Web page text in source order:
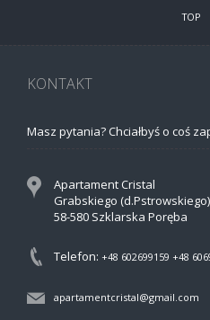
TOP
KONTAKT
Masz pytania? Chciałbyś o coś
Apartament Cristal
Grabskiego
58-580 Szklarska Poręba
Telefon: +48 602699159 +48
apartamentcristal@gmail.com